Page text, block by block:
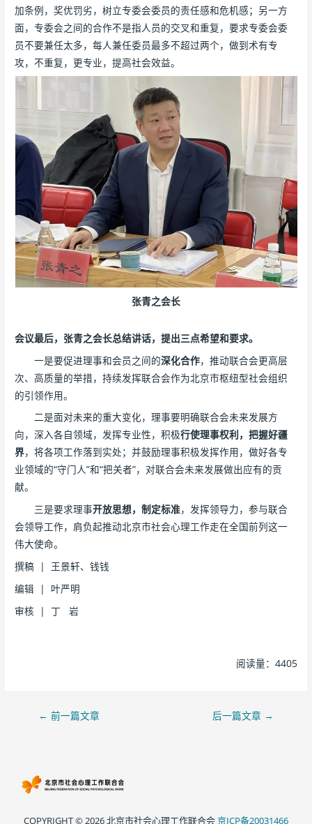
加条例，奖优罚劣，树立专委会委员的责任感和危机感；另一方
面，专委会之间的合作不是指人员的交叉和重复，要求专委会委
员不要兼任太多，每人兼任委员最多不超过两个，做到术有专
攻，不重复，更专业，提高社会效益。
张青之会长
会议最后，张青之会长总结讲话，提出三点希望和要求。
一是要促进理事和会员之间的深化合作，推动联合会更高层
次、高质量的举措，持续发挥联合会作为北京市枢纽型社会组织
的引领作用。
二是面对未来的重大变化，理事要明确联合会未来发展方
向，深入各自领域，发挥专业性，积极行使理事权利，把握好疆
界，将各项工作落到实处；并鼓励理事积极发挥作用，做好各专
业领域的“守门人”和“把关者”，对联合会未来发展做出应有的贡
献。
三是要求理事开放思想，制定标准，发挥领导力，参与联合
会领导工作，肩负起推动北京市社会心理工作走在全国前列这一
伟大使命。
撰稿 | 王景轩、钱钱
编辑 | 叶严明
审核 | 丁 岩
阅读量：4405
← 前一篇文章 后一篇文章 →
COPYRIGHT © 2026 北京市社会心理工作联合会京ICP备20031466